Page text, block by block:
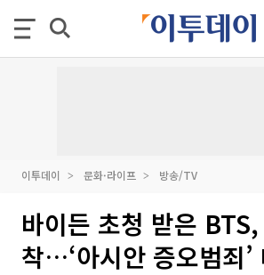
이투데이 문화·라이프 방송/TV
바이든 초청 받은
착…‘아시안 증오범죄’